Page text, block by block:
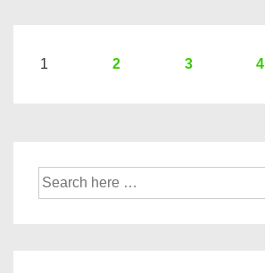
Hier
Banken
Seitennummerierung
1 2 3 4
Suche
nach: